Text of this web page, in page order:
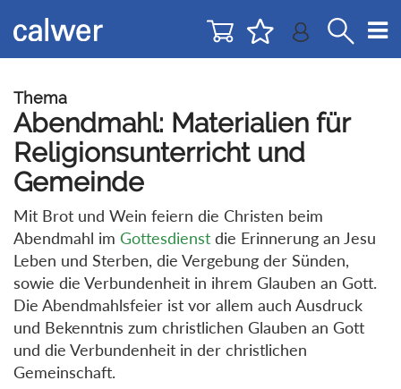
zur
Navigation
zum
Inhalt
Thema
Abendmahl: Materialien für
Religionsunterricht und
Gemeinde
Mit Brot und Wein feiern die Christen beim
Abendmahl im Gottesdienst die Erinnerung an Jesu
Leben und Sterben, die Vergebung der Sünden,
sowie die Verbundenheit in ihrem Glauben an Gott.
Die Abendmahlsfeier ist vor allem auch Ausdruck
und Bekenntnis zum christlichen Glauben an Gott
und die Verbundenheit in der christlichen
Gemeinschaft.